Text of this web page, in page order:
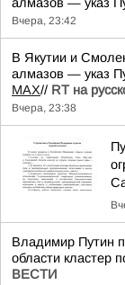
Вчера, 23:42
В Якутии и
алмазов — указ
MAX// RT на
Вчера, 23:38
Владимир Путин
области кластер
ВЕСТИ